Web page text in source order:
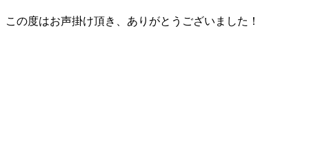
この度はお声掛け頂き、ありがとうございました！